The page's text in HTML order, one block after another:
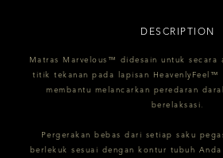
DESCRIPTION
Matras Marvelous™ didesain untuk secara
titik tekanan pada lapisan HeavenlyFeel™
membantu melancarkan peredaran
berelaksasi.
Pergerakan bebas dari setiap saku
berlekuk sesuai dengan kontur tubuh